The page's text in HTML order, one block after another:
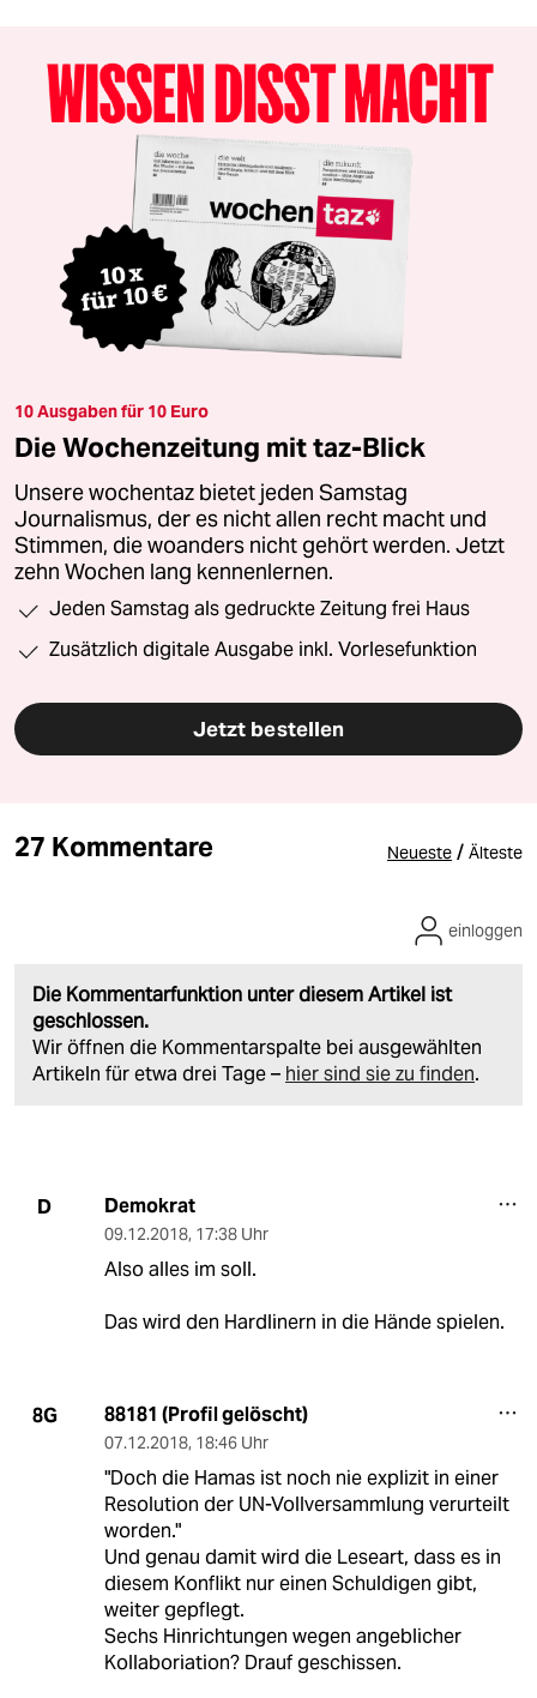
10 Ausgaben für 10 Euro
Die Wochenzeitung mit taz-Blick
Unsere wochentaz bietet jeden Samstag
Journalismus, der es nicht allen recht macht und
Stimmen, die woanders nicht gehört werden. Jetzt
zehn Wochen lang kennenlernen.
Jeden Samstag als gedruckte Zeitung frei Haus
Zusätzlich digitale Ausgabe inkl. Vorlesefunktion
Jetzt bestellen
27 Kommentare Neueste / Älteste
Die Kommentarfunktion unter diesem Artikel ist
geschlossen.
Wir öffnen die Kommentarspalte bei ausgewählten
Artikeln für etwa drei Tage – hier sind sie zu finden.
einloggen
D Demokrat
09.12.2018, 17:38 Uhr
Also alles im soll.
Das wird den Hardlinern in die Hände spielen.
8G 88181 (Profil gelöscht)
07.12.2018, 18:46 Uhr
"Doch die Hamas ist noch nie explizit in einer
Resolution der UN-Vollversammlung verurteilt
worden."
Und genau damit wird die Leseart, dass es in
diesem Konflikt nur einen Schuldigen gibt,
weiter gepflegt.
Sechs Hinrichtungen wegen angeblicher
Kollaboriation? Drauf geschissen.